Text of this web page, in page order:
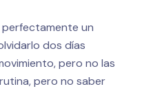
un
dos días
pero no las
pero no saber